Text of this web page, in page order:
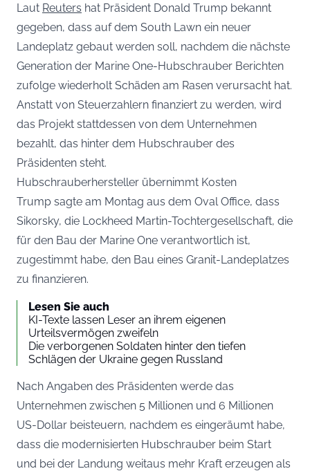
Laut Reuters hat Präsident Donald Trump bekannt
gegeben, dass auf dem South Lawn ein neuer
Landeplatz gebaut werden soll, nachdem die nächste
Generation der Marine One-Hubschrauber Berichten
zufolge wiederholt Schäden am Rasen verursacht hat.
Anstatt von Steuerzahlern finanziert zu werden, wird
das Projekt stattdessen von dem Unternehmen
bezahlt, das hinter dem Hubschrauber des
Präsidenten steht.
Hubschrauberhersteller übernimmt Kosten
Trump sagte am Montag aus dem Oval Office, dass
Sikorsky, die Lockheed Martin-Tochtergesellschaft, die
für den Bau der Marine One verantwortlich ist,
zugestimmt habe, den Bau eines Granit-Landeplatzes
zu finanzieren.
Lesen Sie auch
KI-Texte lassen Leser an ihrem eigenen
Urteilsvermögen zweifeln
Die verborgenen Soldaten hinter den tiefen
Schlägen der Ukraine gegen Russland
Nach Angaben des Präsidenten werde das
Unternehmen zwischen 5 Millionen und 6 Millionen
US-Dollar beisteuern, nachdem es eingeräumt habe,
dass die modernisierten Hubschrauber beim Start
und bei der Landung weitaus mehr Kraft erzeugen als